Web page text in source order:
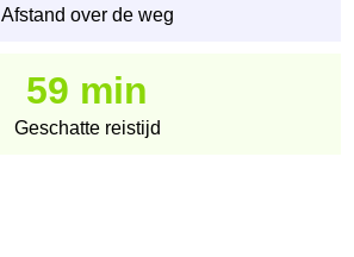
Afstand over de weg
59 min
Geschatte reistijd